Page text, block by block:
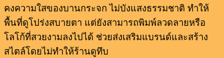
คงความใสของบานกระจก ไม่บังแสงธรรมชาติ ทำให้
พื้นที่ดูโปร่งสบายตา แต่ยังสามารถพิมพ์ลวดลายหรือ
โลโก้ที่สวยงามลงไปได้ ช่วยส่งเสริมแบรนด์และสร้าง
สไตล์โดยไม่ทำให้ร้านดูทึบ